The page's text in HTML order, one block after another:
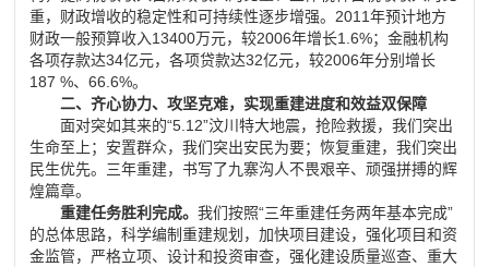
重，财政增收的稳定性和可持续性逐步增强。 2011年预计地方
财政一般预算收入13400万元，较2006年增长1.6%；金融机构
各项存款达34亿元，各项贷款达32亿元，较2006年分别增长
187 %、66.6%。
二、齐心协力、攻坚克难，实现重建进度和效益双保障
面对突如其来的“5.12”汶川特大地震，抢险救援，我们突出
生命至上；安置群众，我们突出安民为要；恢复重建，我们突出
民生优先。三年重建，书写了九寨沟人不畏艰辛、顽强拼搏的辉
煌篇章。
重建任务胜利完成。我们按照“三年重建任务两年基本完成”
的总体思路，科学编制重建规划，加快项目建设，强化项目和资
金监管，严格立项、设计和投资审查，强化建设质量巡查、重大